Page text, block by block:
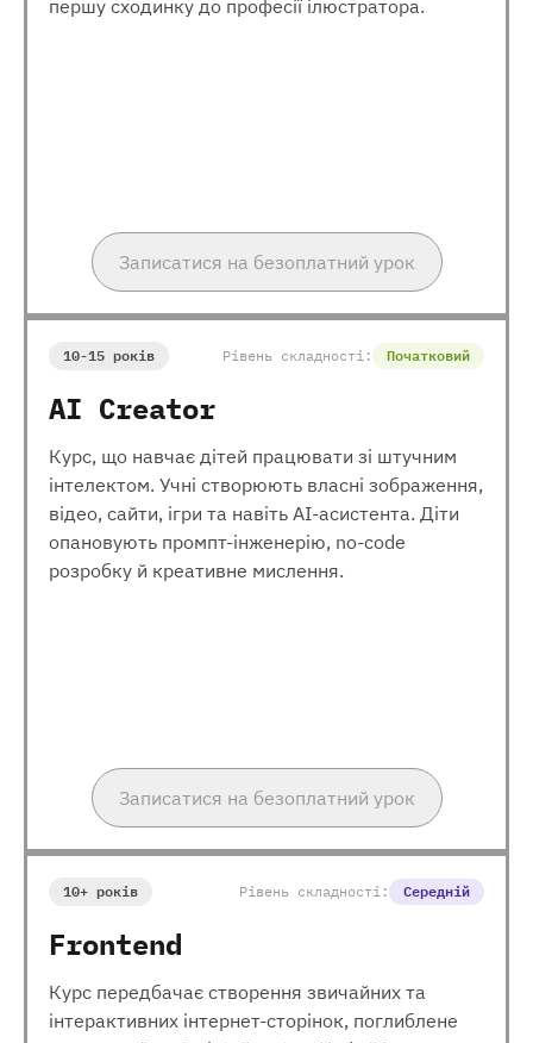
першу сходинку до професії ілюстратора.
Записатися на безоплатний урок
10-15 років Рівень складності: Початковий
AI Creator
Курс, що навчає дітей працювати зі штучним
інтелектом. Учні створюють власні зображення,
відео, сайти, ігри та навіть AI-асистента. Діти
опановують промпт-інженерію, no-code
розробку й креативне мислення.
Записатися на безоплатний урок
10+ років Рівень складності: Середній
Frontend
Курс передбачає створення звичайних та
інтерактивних інтернет-сторінок, поглиблене